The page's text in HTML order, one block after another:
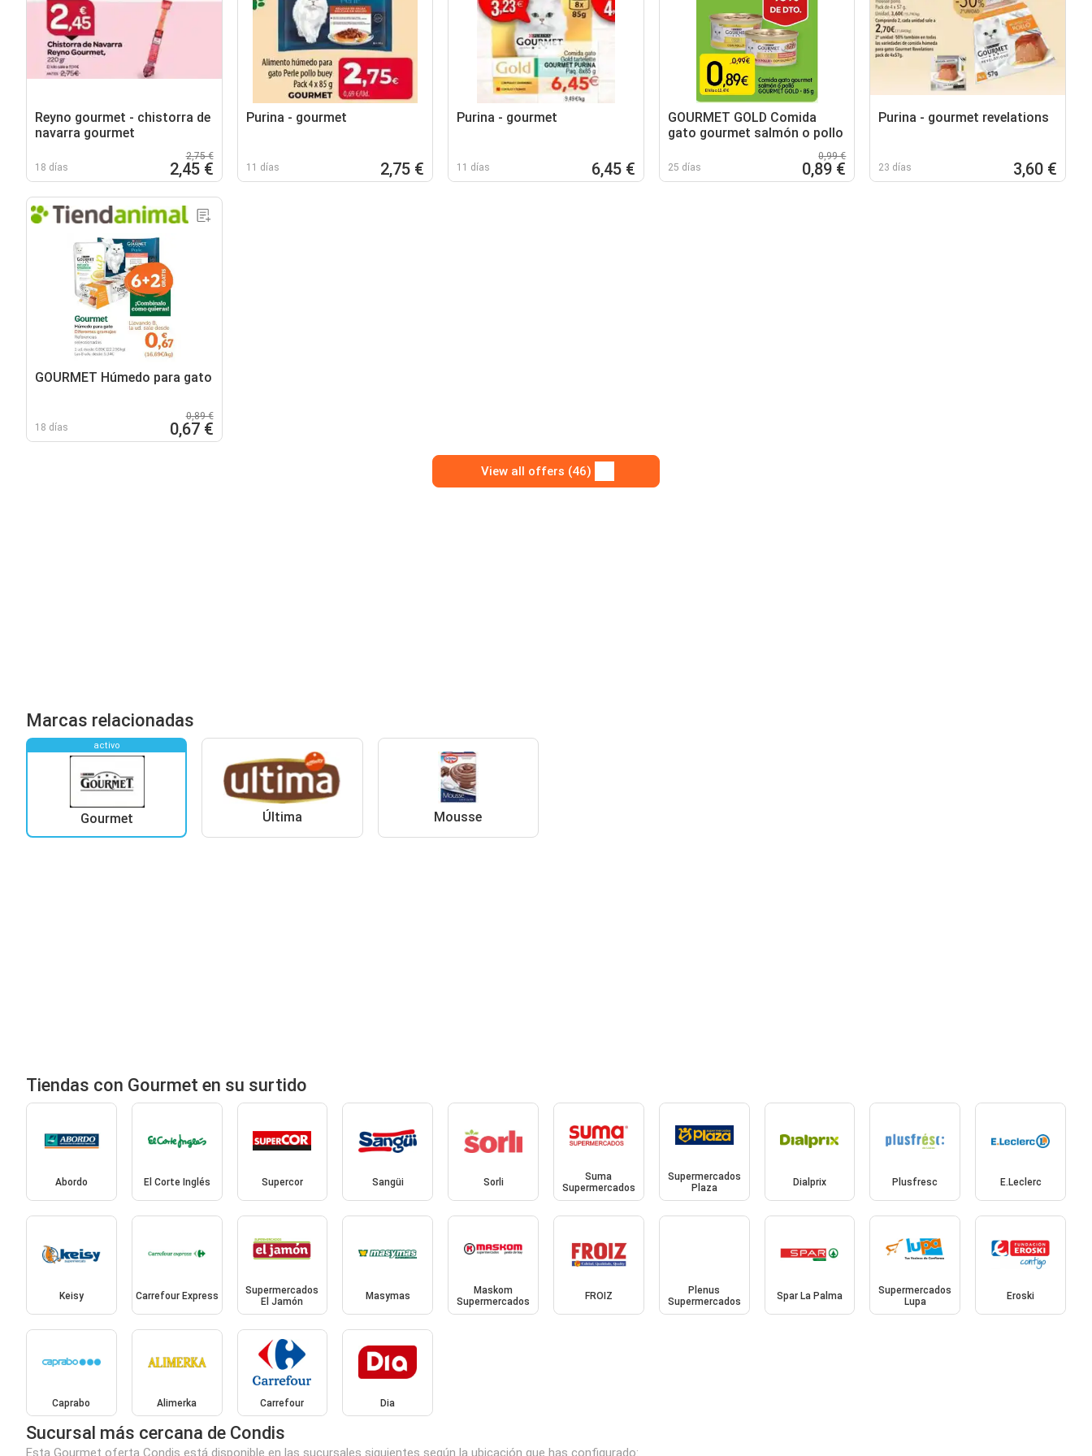
Reyno gourmet - chistorra de
navarra gourmet
18 días
2,75 €
2,45 €
Purina - gourmet
11 días 2,75 €
Purina - gourmet
11 días 6,45 €
GOURMET GOLD Comida
gato gourmet salmón o pollo
25 días
0,99 €
0,89 €
Purina - gourmet revelations
23 días 3,60 €
GOURMET Húmedo para gato
18 días
0,89 €
0,67 €
View all offers (46)
Marcas relacionadas
activo
Gourmet Última Mousse
Tiendas con Gourmet en su surtido
Abordo El Corte Inglés Supercor Sangüi Sorli
Suma
Supermercados
Supermercados
Plaza
Dialprix Plusfresc E.Leclerc
Keisy Carrefour Express
Supermercados
El Jamón
Masymas
Maskom
Supermercados
FROIZ
Plenus
Supermercados
Spar La Palma
Supermercados
Lupa
Eroski
Caprabo Alimerka Carrefour Dia
Sucursal más cercana de Condis
Esta Gourmet oferta Condis está disponible en las sucursales siguientes según la ubicación que has configurado: